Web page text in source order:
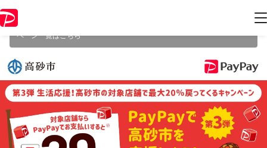
ジ内の情報はキャンペーン終了時点のものになります。
ペーン一覧はこちら